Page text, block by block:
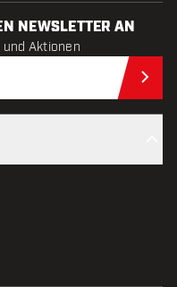
NEWSLETTER AN
Aktionen